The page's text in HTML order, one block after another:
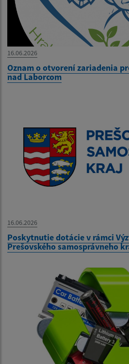
16.06.2026
Oznam o otvorení zariadenia
nad Laborcom
16.06.2026
Poskytnutie dotácie v rámci
Prešovského samosprávneho